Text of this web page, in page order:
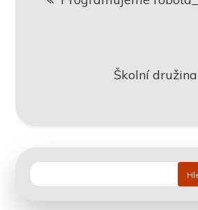
pro
příspěvekŠkolní